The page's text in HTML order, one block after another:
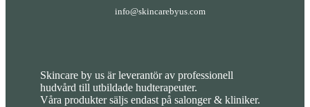
info@skincarebyus.com
Skincare by us är leverantör av professionell
hudvård till utbildade hudterapeuter.
Våra produkter säljs endast på salonger & kliniker.